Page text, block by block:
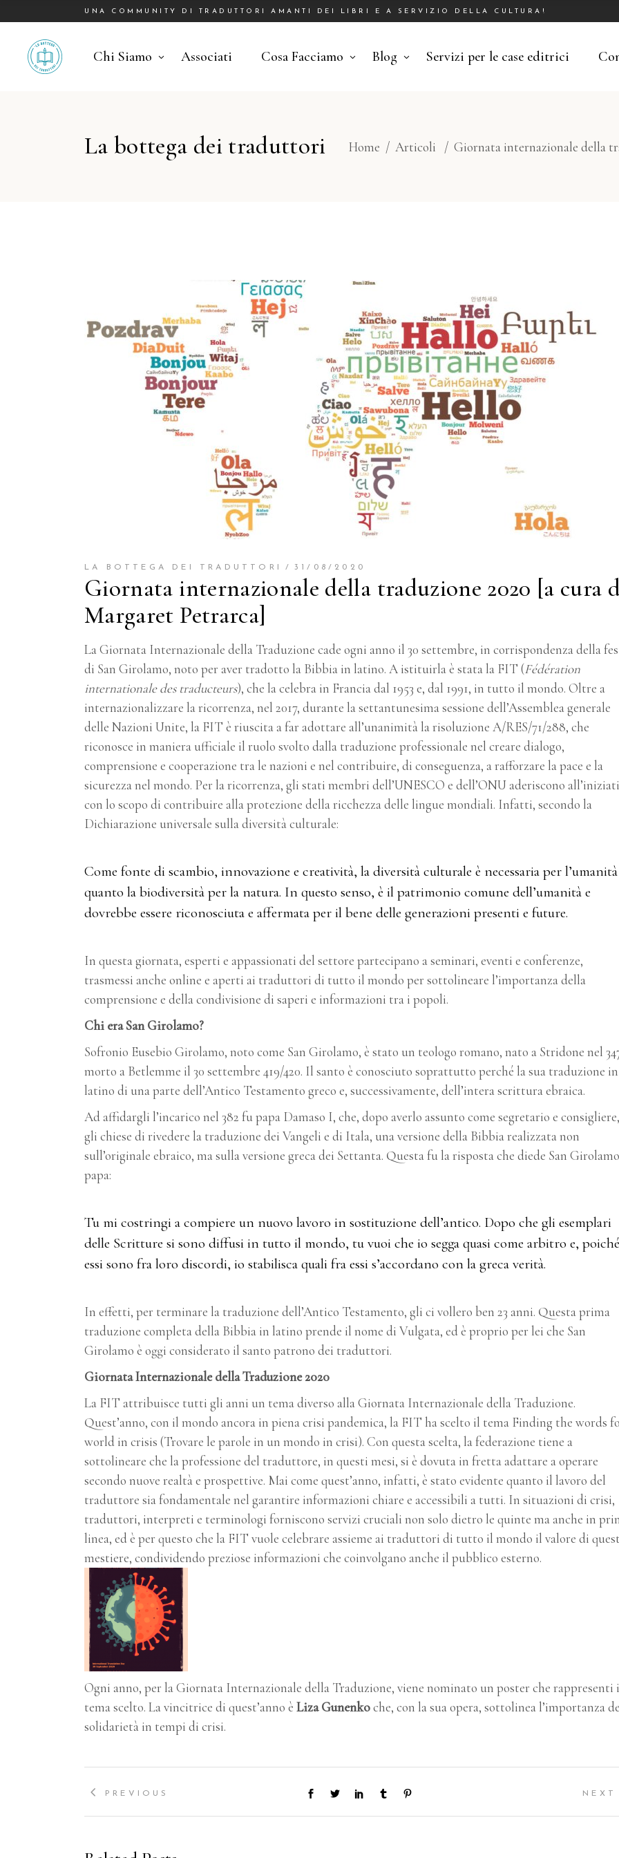
UNA COMMUNITY DI TRADUTTORI AMANTI DEI LIBRI E A SERVIZIO DELLA CULTURA!
Chi Siamo Associati Cosa Facciamo Blog Servizi per le case editrici
La bottega dei traduttori Home / Articoli / Giornata internazionale della
LA BOTTEGA DEI TRADUTTORI 31/08/2020
Giornata internazionale della traduzione 2020 [a cura
Margaret Petrarca]
La Giornata Internazionale della Traduzione cade ogni anno il 30 settembre, in corrispondenza della
di San Girolamo, noto per aver tradotto la Bibbia in latino. A istituirla è stata la FIT (Fédération
internationale des traducteurs), che la celebra in Francia dal 1953 e, dal 1991, in tutto il mondo. Oltre a
internazionalizzare la ricorrenza, nel 2017, durante la settantunesima sessione dell’Assemblea generale
delle Nazioni Unite, la FIT è riuscita a far adottare all’unanimità la risoluzione A/RES/71/288, che
riconosce in maniera ufficiale il ruolo svolto dalla traduzione professionale nel creare dialogo,
comprensione e cooperazione tra le nazioni e nel contribuire, di conseguenza, a rafforzare la pace e la
sicurezza nel mondo. Per la ricorrenza, gli stati membri dell’UNESCO e dell’ONU aderiscono
con lo scopo di contribuire alla protezione della ricchezza delle lingue mondiali. Infatti, secondo la
Dichiarazione universale sulla diversità culturale:
Come fonte di scambio, innovazione e creatività, la diversità culturale è necessaria per l’umanità
quanto la biodiversità per la natura. In questo senso, è il patrimonio comune dell’umanità e
dovrebbe essere riconosciuta e affermata per il bene delle generazioni presenti e future.
In questa giornata, esperti e appassionati del settore partecipano a seminari, eventi e conferenze,
trasmessi anche online e aperti ai traduttori di tutto il mondo per sottolineare l’importanza della
comprensione e della condivisione di saperi e informazioni tra i popoli.
Chi era San Girolamo?
Sofronio Eusebio Girolamo, noto come San Girolamo, è stato un teologo romano, nato a Stridone nel
morto a Betlemme il 30 settembre 419/420. Il santo è conosciuto soprattutto perché la sua traduzione in
latino di una parte dell’Antico Testamento greco e, successivamente, dell’intera scrittura ebraica.
Ad affidargli l’incarico nel 382 fu papa Damaso I, che, dopo averlo assunto come segretario e consigliere,
gli chiese di rivedere la traduzione dei Vangeli e di Itala, una versione della Bibbia realizzata non
sull’originale ebraico, ma sulla versione greca dei Settanta. Questa fu la risposta che diede San
papa:
Tu mi costringi a compiere un nuovo lavoro in sostituzione dell’antico. Dopo che gli esemplari
delle Scritture si sono diffusi in tutto il mondo, tu vuoi che io segga quasi come arbitro e, poiché
essi sono fra loro discordi, io stabilisca quali fra essi s’accordano con la greca verità.
In effetti, per terminare la traduzione dell’Antico Testamento, gli ci vollero ben 23 anni. Questa prima
traduzione completa della Bibbia in latino prende il nome di Vulgata, ed è proprio per lei che San
Girolamo è oggi considerato il santo patrono dei traduttori.
Giornata Internazionale della Traduzione 2020
La FIT attribuisce tutti gli anni un tema diverso alla Giornata Internazionale della Traduzione.
Quest’anno, con il mondo ancora in piena crisi pandemica, la FIT ha scelto il tema Finding the words
world in crisis (Trovare le parole in un mondo in crisi). Con questa scelta, la federazione tiene a
sottolineare che la professione del traduttore, in questi mesi, si è dovuta in fretta adattare a operare
secondo nuove realtà e prospettive. Mai come quest’anno, infatti, è stato evidente quanto il lavoro del
traduttore sia fondamentale nel garantire informazioni chiare e accessibili a tutti. In situazioni di crisi,
traduttori, interpreti e terminologi forniscono servizi cruciali non solo dietro le quinte ma anche in
linea, ed è per questo che la FIT vuole celebrare assieme ai traduttori di tutto il mondo il valore di
mestiere, condividendo preziose informazioni che coinvolgano anche il pubblico esterno.
Ogni anno, per la Giornata Internazionale della Traduzione, viene nominato un poster che rappresenti
tema scelto. La vincitrice di quest’anno è Liza Gunenkoche, con la sua opera, sottolinea l’importanza
solidarietà in tempi di crisi.
PREVIOUS NEXT